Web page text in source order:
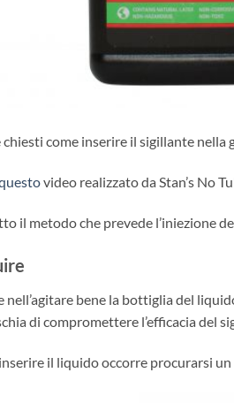
come inserire il sigillante nella
video realizzato da Stan’s No
il metodo che prevede l’iniezione
nell’agitare bene la bottiglia del
di compromettere l’efficacia del
il liquido occorre procurarsi